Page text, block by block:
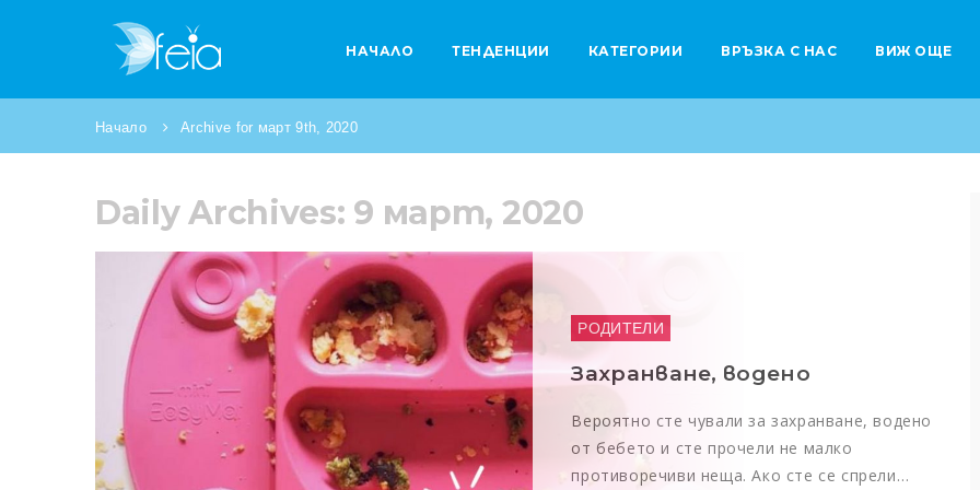
НАЧАЛО ТЕНДЕНЦИИ КАТЕГОРИИ ВРЪЗКА С НАС ВИЖ ОЩЕ
Начало Archive for март 9th, 2020
Daily Archives: 9 март, 2020
РОДИТЕЛИ
Захранване, водено
Вероятно сте чували за захранване, водено
от бебето и сте прочели не малко
противоречиви неща. Ако сте се спрели…